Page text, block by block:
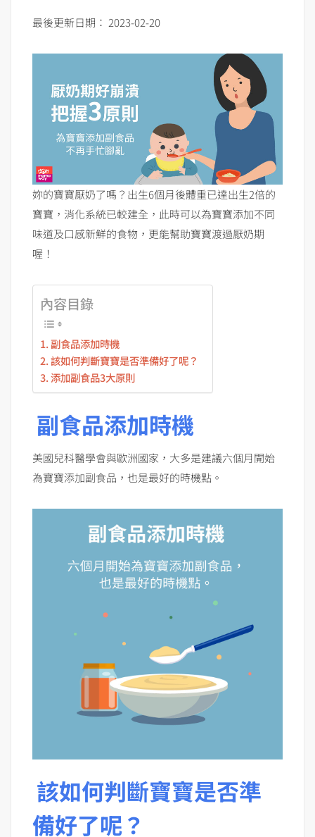
最後更新日期： 2023-02-20
妳的寶寶厭奶了嗎？出生6個月後體重已達出生2倍的
寶寶，消化系統已較建全，此時可以為寶寶添加不同
味道及口感新鮮的食物，更能幫助寶寶渡過厭奶期
喔！
內容目錄
副食品添加時機
該如何判斷寶寶是否準備好了呢？
添加副食品3大原則
副食品添加時機
美國兒科醫學會與歐洲國家，大多是建議六個月開始
為寶寶添加副食品，也是最好的時機點。
該如何判斷寶寶是否準
備好了呢？